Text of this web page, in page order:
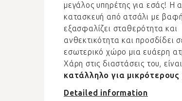
μεγάλος υπηρέτης για εσάς! Η
κατασκευή από ατσάλι με
εξασφαλίζει σταθερότητα και
ανθεκτικότητα και προσδίδει
εσωτερικό χώρο μια ευάερη
Χάρη στις διαστάσεις του,
κατάλληλο για
Detailed information